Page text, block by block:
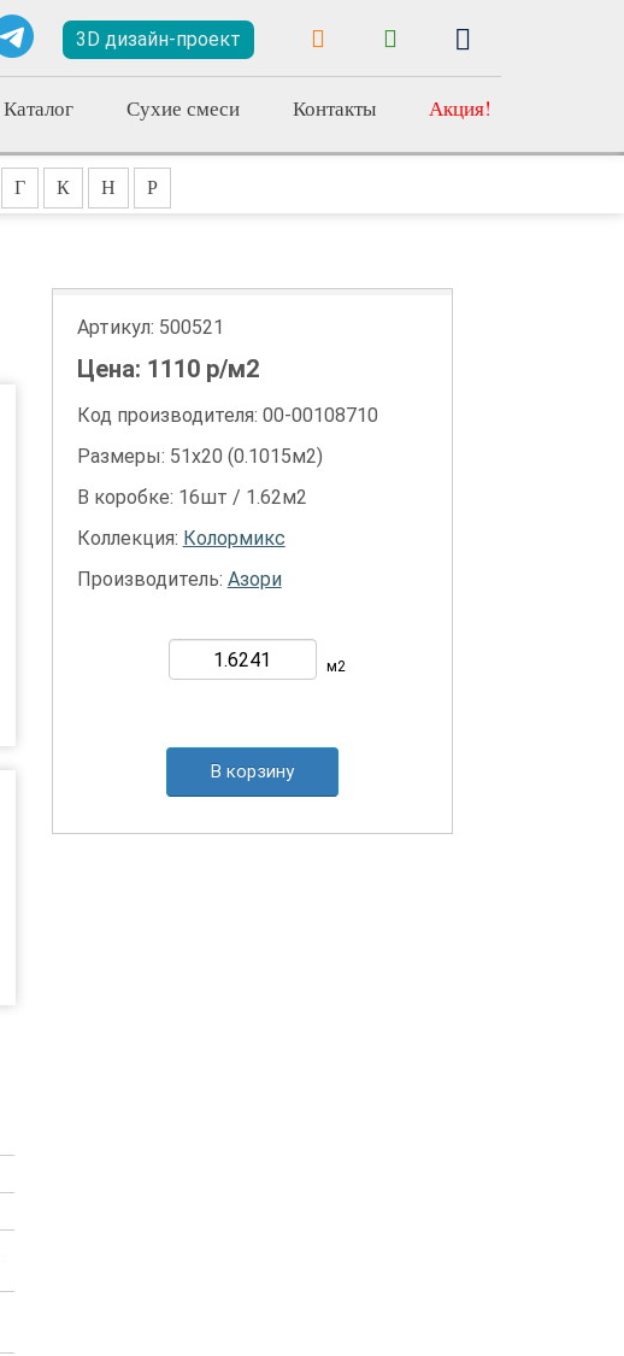
3D дизайн-проект
Каталог Сухие смеси Контакты Акция!
Г К Н Р
Артикул: 500521
Цена: 1110р/м2
Код производителя: 00-00108710
Размеры: 51х20 (0.1015м2)
В коробке: 16шт / 1.62м2
Коллекция: Колормикс
Производитель: Азори
м2
В корзину